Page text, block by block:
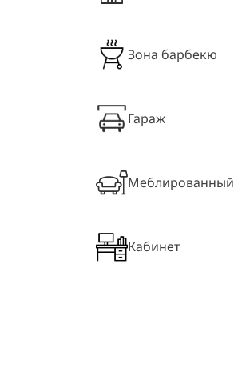
Зона барбекю
Гараж
Меблированный
Кабинет